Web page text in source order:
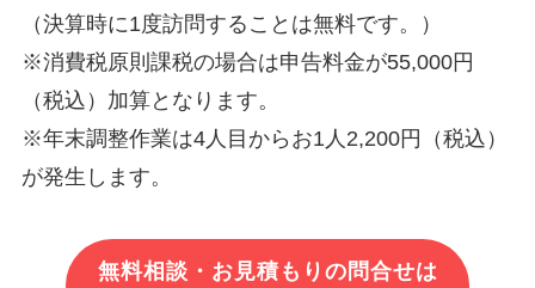
（決算時に1度訪問することは無料です。）
※消費税原則課税の場合は申告料金が55,000円
（税込）加算となります。
※年末調整作業は4人目からお1人2,200円（税込）
が発生します。
無料相談・お見積もりの問合せは